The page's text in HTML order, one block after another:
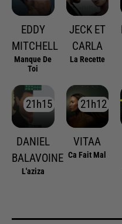
EDDY
MITCHELL
Manque De
Toi
JECK ET
CARLA
La Recette
21h15
21h15
DANIEL
BALAVOINE
L'aziza
21h12
21h12
VITAA
Ca Fait Mal